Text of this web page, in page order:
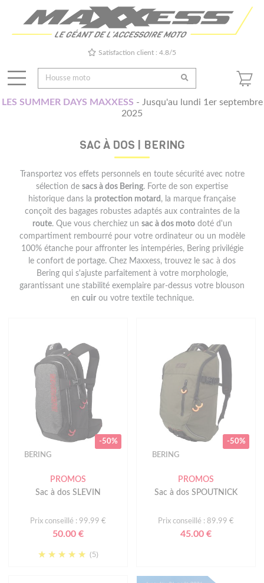
Satisfaction client : 4.8/5
LES SUMMER DAYS MAXXESS - Jusqu'au lundi 1er septembre
2025
SAC À DOS | BERING
Transportez vos effets personnels en toute sécurité avec notre
sélection de sacs à dos Bering. Forte de son expertise
historique dans la protection motard , la marque française
conçoit des bagages robustes adaptés aux contraintes de la
route. Que vous cherchiez un sac à dos motodoté d'un
compartiment rembourré pour votre ordinateur ou un modèle
100% étanche pour affronter les intempéries, Bering privilégie
le confort de portage. Chez Maxxess, trouvez le sac à dos
Bering qui s'ajuste parfaitement à votre morphologie,
garantissant une stabilité exemplaire par-dessus votre blouson
en cuirou votre textile technique.
-50%
BERING
PROMOS
Sac à dos SLEVIN
Prix conseillé : 99.99 €
50.00 €
(5)
-50%
BERING
PROMOS
Sac à dos SPOUTNICK
Prix conseillé : 89.99 €
45.00 €